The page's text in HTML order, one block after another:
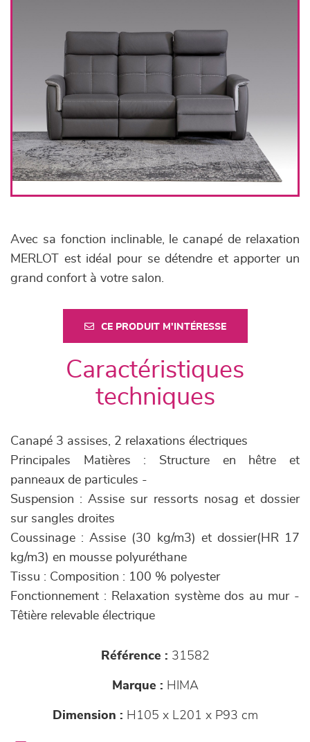
Avec sa fonction inclinable, le canapé de relaxation
MERLOT est idéal pour se détendre et apporter un
grand confort à votre salon.
CE PRODUIT M'INTÉRESSE
Caractéristiques
techniques
Canapé 3 assises, 2 relaxations électriques
Principales Matières : Structure en hêtre et
panneaux de particules -
Suspension : Assise sur ressorts nosag et dossier
sur sangles droites
Coussinage : Assise (30 kg/m3) et dossier(HR 17
kg/m3) en mousse polyuréthane
Tissu : Composition : 100 % polyester
Fonctionnement : Relaxation système dos au mur -
Têtière relevable électrique
Référence : 31582
Marque : HIMA
Dimension : H105 x L201 x P93 cm